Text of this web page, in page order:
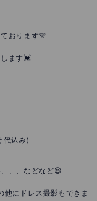
おります💜
ます💓
代込み)
、、などなど😆
他にドレス撮影もできま